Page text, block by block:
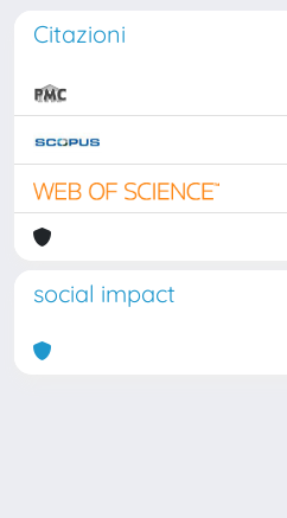
Citazioni
social impact